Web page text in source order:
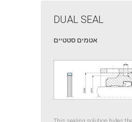
DUAL SEAL
אטמים סטטיים